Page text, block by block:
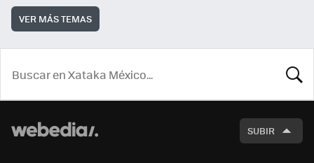
VER MÁS TEMAS
SUBIR